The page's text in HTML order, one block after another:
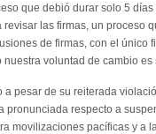
que debió durar solo 5
revisar las firmas, un proceso
de firmas, con el único
nuestra voluntad de cambio
a pesar de su reiterada
pronunciada respecto a
movilizaciones pacíficas y a